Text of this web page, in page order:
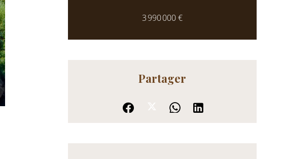
3 990 000 €
Partager